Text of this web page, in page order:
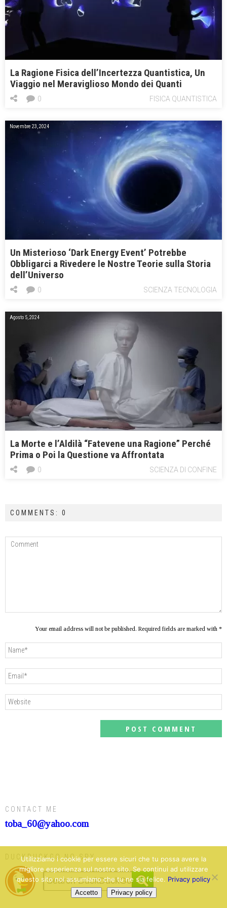
La Ragione Fisica dell’Incertezza Quantistica, Un
Viaggio nel Meraviglioso Mondo dei Quanti
FISICA QUANTISTICA
0
Novembre 23, 2024
Un Misterioso ‘Dark Energy Event’ Potrebbe
Obbligarci a Rivedere le Nostre Teorie sulla Storia
dell’Universo
SCIENZA TECNOLOGIA
0
Agosto 5, 2024
La Morte e l’Aldilà “Fatevene una Ragione” Perché
Prima o Poi la Questione va Affrontata
SCIENZA DI CONFINE
0
COMMENTS: 0
Your email address will not be published. Required fields are marked with *
CONTACT ME
toba_60@yahoo.com
DUCKDUCKGO NO SPY
Utilizziamo i cookie per essere sicuri che tu possa avere la
migliore esperienza sul nostro sito. Se continui ad utilizzare
questo sito noi assumiamo che tu ne sia felice. Privacy policy
Accetto Privacy policy